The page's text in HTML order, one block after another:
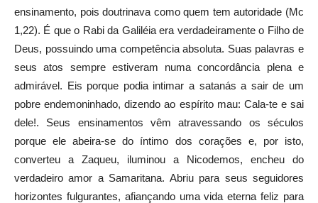
ensinamento, pois doutrinava como quem tem autoridade (Mc
1,22). É que o Rabi da Galiléia era verdadeiramente o Filho de
Deus, possuindo uma competência absoluta. Suas palavras e
seus atos sempre estiveram numa concordância plena e
admirável. Eis porque podia intimar a satanás a sair de um
pobre endemoninhado, dizendo ao espírito mau: Cala-te e sai
dele!. Seus ensinamentos vêm atravessando os séculos
porque ele abeira-se do íntimo dos corações e, por isto,
converteu a Zaqueu, iluminou a Nicodemos, encheu do
verdadeiro amor a Samaritana. Abriu para seus seguidores
horizontes fulgurantes, afiançando uma vida eterna feliz para